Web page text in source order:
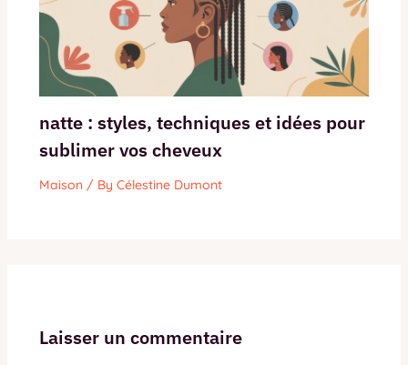
natte : styles, techniques et idées pour
sublimer vos cheveux
Maison/ By Célestine Dumont
Laisser un commentaire